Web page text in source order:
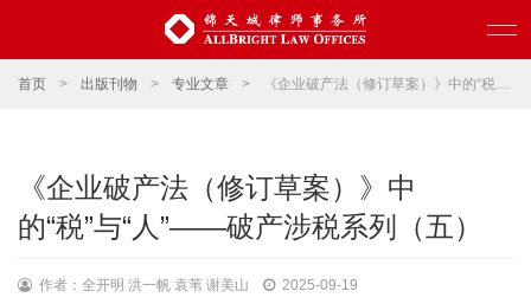
首页 > 出版刊物 > 专业文章 > 《企业破产法（修订草案）》中的“税”与“人”——破产涉税系列（五）
《企业破产法（修订草案）》中
的“税”与“人”——破产涉税系列（五）
作者：全开明 洪一帆 袁苇 谢美山 2025-09-19